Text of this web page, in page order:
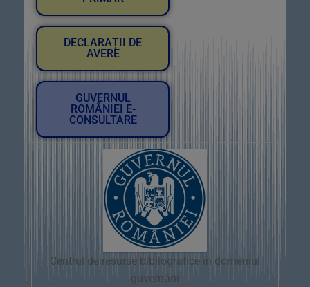
DECLARAȚII DE
AVERE
GUVERNUL
ROMÂNIEI E-
CONSULTARE
Centrul de resurse bibliografice în domeniul
guvernării